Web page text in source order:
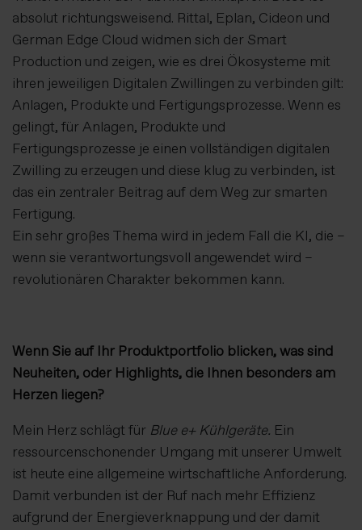
absolut richtungsweisend. Rittal, Eplan, Cideon und
German Edge Cloud widmen sich der Smart
Production und zeigen, wie es drei Ökosysteme mit
ihren jeweiligen Digitalen Zwillingen zu verbinden gilt:
Anlagen, Produkte und Fertigungsprozesse. Wenn es
gelingt, für Anlagen, Produkte und
Fertigungsprozesse je einen vollständigen digitalen
Zwilling zu erzeugen und diese klug zu verbinden, ist
das ein zentraler Beitrag auf dem Weg zur smarten
Fertigung.
Ein sehr großes Thema wird in jedem Fall die KI, die –
wenn sie verantwortungsvoll angewendet wird –
revolutionären Charakter bekommen kann.
Wenn Sie auf Ihr Produktportfolio blicken, was sind
Neuheiten, oder Highlights, die Ihnen besonders am
Herzen liegen?
Mein Herz schlägt für Blue e+ Kühlgeräte. Ein
ressourcenschonender Umgang mit unserer Umwelt
ist heute eine allgemeine wirtschaftliche Anforderung.
Damit verbunden ist der Ruf nach mehr Effizienz
aufgrund der Energieverknappung und der damit